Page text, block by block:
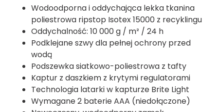
Wodoodporna i oddychająca lekka tkanina
poliestrowa ripstop Isotex 15000 z recyklingu
Oddychalność: 10 000 g / m² / 24 h
Podklejane szwy dla pełnej ochrony przed
wodą
Podszewka siatkowo-poliestrowa z tafty
Kaptur z daszkiem z krytymi regulatorami
Technologia latarki w kapturze Brite Light
Wymagane 2 baterie AAA (niedołączone)